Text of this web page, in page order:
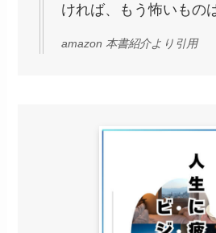
ければ、もう怖いもの
amazon 本書紹介より引用